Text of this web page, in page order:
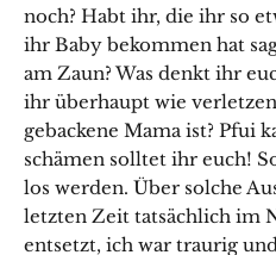
noch? Habt ihr, die ihr so
ihr Baby bekommen hat
am Zaun? Was denkt ihr
ihr überhaupt wie
gebackene Mama ist? Pfui
schämen solltet ihr euch!
los werden. Über solche
letzten Zeit tatsächlich im
entsetzt, ich war traurig